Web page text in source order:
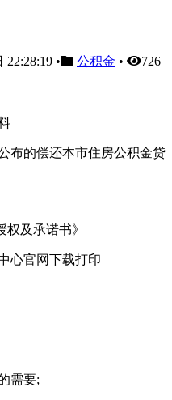
22:28:19 • 公积金 •
726
布的偿还本市住房公积金贷
及承诺书》
心官网下载打印
需要;